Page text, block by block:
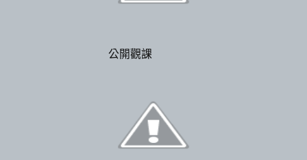
公開觀課